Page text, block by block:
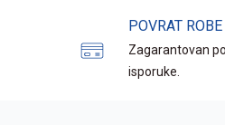
POVRAT ROBE
Zagarantovan
isporuke.